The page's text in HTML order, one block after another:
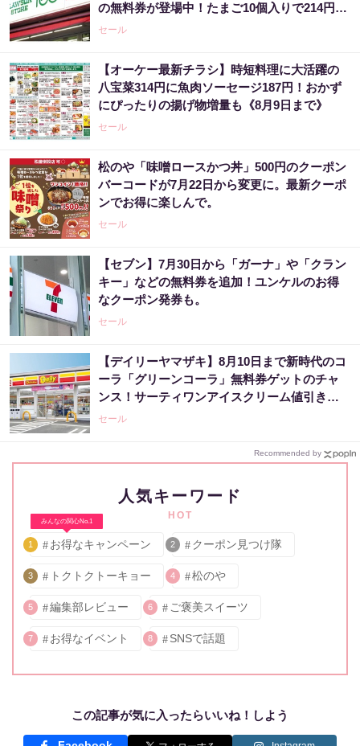
の無料券が登場中！たまご10個入りで214円な
どのお得企画も見逃せない。
セール
【オーケー最新チラシ】時短料理に大活躍の
八宝菜314円に魚肉ソーセージ187円！おかず
にぴったりの揚げ物増量も《8月9日まで》
セール
松のや「味噌ロースかつ丼」500円のクーポン
バーコードが7月22日から変更に。最新クーポ
ンでお得に楽しんで。
セール
【セブン】7月30日から「ガーナ」や「クラン
キー」などの無料券を追加！ユンケルのお得
なクーポン発券も。
セール
【デイリーヤマザキ】8月10日まで新時代のコ
ーラ「グリーンコーラ」無料券ゲットのチャ
ンス！サーティワンアイスクリーム値引きな
どお得企画も目白押し。
セール
Recommended by
人気キーワード
HOT
みんなの関心No.1
1 お得なキャンペーン 2 クーポン見つけ隊
3 トクトクトーキョー 4 松のや
5 編集部レビュー 6 ご褒美スイーツ
7 お得なイベント 8 SNSで話題
この記事が気に入ったらいいね！しよう